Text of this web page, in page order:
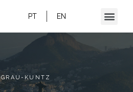
PT EN
KUNTZ